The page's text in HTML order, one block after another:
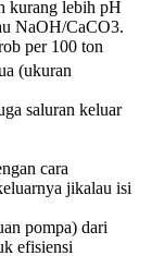
kurang lebih pH
NaOH/CaCO3.
per 100 ton
(ukuran
saluran keluar
cara
jikalau isi
pompa) dari
efisiensi